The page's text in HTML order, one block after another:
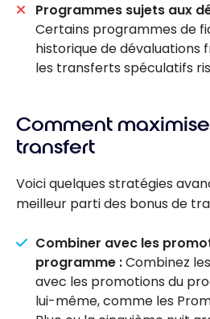
Programmes sujets aux
Certains programmes de
historique de dévaluations
les transferts spéculatifs
Comment
transfert
Voici quelques stratégies
meilleur parti des bonus de
Combiner avec les
programme :Combinez
avec les promotions du
lui-même, comme les